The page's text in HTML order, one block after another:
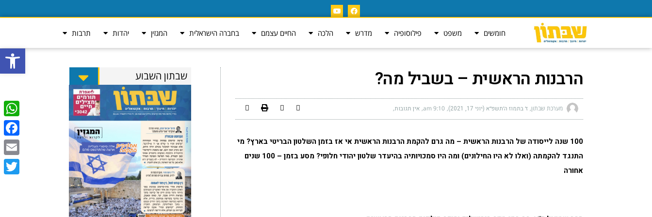
פתח
חומשים משפט פילוסופיה מדרש הלכה החיים עצמם בחברה הישראלית המגזין יהדות תרבות
הרבנות הראשית – בשביל מה?
מערכת שבתון ז׳ בתמוז ה׳תשפ״א (יוני 17, 2021) 9:10 am אין תגובות
100 שנה לייסודה של הרבנות הראשית –
מה גרם להקמת הרבנות הראשית אי אז בזמן השלטון הבריטי בארץ? מי
התנגד להקמתה (ואלו לא היו החילונים) ומה היו סמכויותיה בהיעדר שלטון יהודי חלופי? מסע בזמן – 100 שנים
אחורה
שבתון השבוע
Email